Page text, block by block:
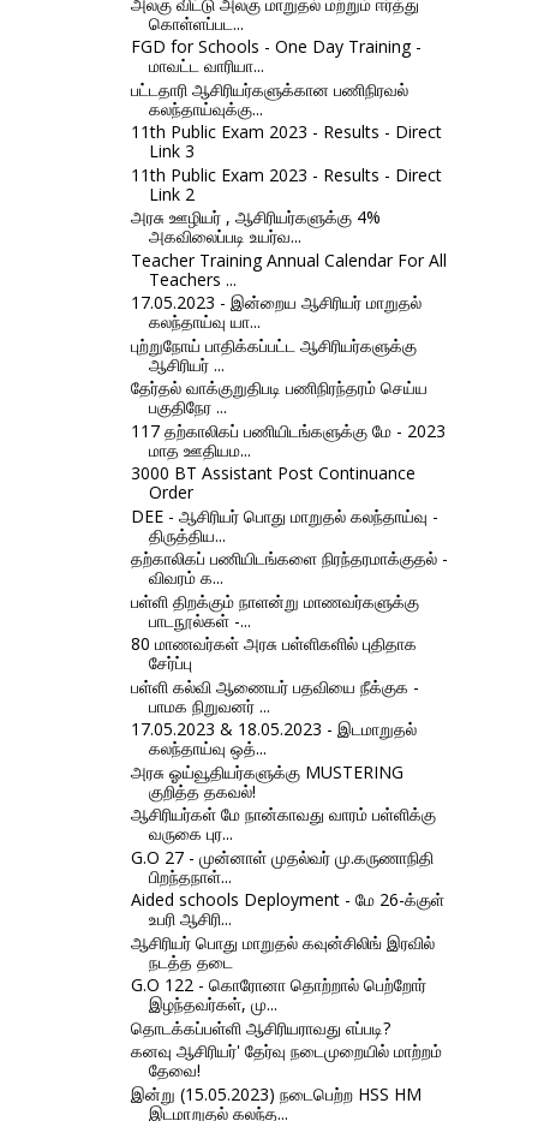
கொள்ளப்பட...
FGD for Schools - One Day Training -
மாவட்ட வாரியா...
பட்டதாரி ஆசிரியர்களுக்கான பணிநிரவல்
கலந்தாய்வுக்கு...
11th Public Exam 2023 - Results - Direct
Link 3
11th Public Exam 2023 - Results - Direct
Link 2
அரசு ஊழியர் , ஆசிரியர்களுக்கு 4%
அகவிலைப்படி உயர்வ...
Teacher Training Annual Calendar For All
Teachers ...
17.05.2023 - இன்றைய ஆசிரியர் மாறுதல்
கலந்தாய்வு யா...
புற்றுநோய் பாதிக்கப்பட்ட ஆசிரியர்களுக்கு
ஆசிரியர் ...
தேர்தல் வாக்குறுதிபடி பணிநிரந்தரம் செய்ய
பகுதிநேர ...
117 தற்காலிகப் பணியிடங்களுக்கு மே - 2023
மாத ஊதியம...
3000 BT Assistant Post Continuance
Order
DEE - ஆசிரியர் பொது மாறுதல் கலந்தாய்வு -
திருத்திய...
தற்காலிகப் பணியிடங்களை நிரந்தரமாக்குதல் -
விவரம் க...
பள்ளி திறக்கும் நாளன்று மாணவர்களுக்கு
பாடநூல்கள் -...
80 மாணவர்கள் அரசு பள்ளிகளில் புதிதாக
சேர்ப்பு
பள்ளி கல்வி ஆணையர் பதவியை நீக்குக -
பாமக நிறுவனர் ...
17.05.2023 & 18.05.2023 - இடமாறுதல்
கலந்தாய்வு ஒத்...
அரசு ஓய்வூதியர்களுக்கு MUSTERING
குறித்த தகவல்!
ஆசிரியர்கள் மே நான்காவது வாரம் பள்ளிக்கு
வருகை புர...
G.O 27 - முன்னாள் முதல்வர் மு.கருணாநிதி
பிறந்தநாள்...
Aided schools Deployment - மே 26-க்குள்
உபரி ஆசிரி...
ஆசிரியர் பொது மாறுதல் கவுன்சிலிங் இரவில்
நடத்த தடை
G.O 122 - கொரோனா தொற்றால் பெற்றோர்
இழந்தவர்கள், மு...
தொடக்கப்பள்ளி ஆசிரியராவது எப்படி?
கனவு ஆசிரியர்' தேர்வு நடைமுறையில் மாற்றம்
தேவை!
இன்று (15.05.2023) நடைபெற்ற HSS HM
இடமாறுதல் கலந்த...